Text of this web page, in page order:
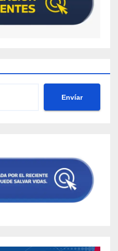
Envíar